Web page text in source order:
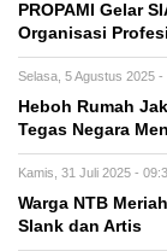
PROPAMI Gelar
Organisasi
Selasa, 5 Agustus 2025 -
Heboh Rumah
Tegas Negara
Kamis, 31 Juli 2025 -
Warga NTB
Slank dan Artis